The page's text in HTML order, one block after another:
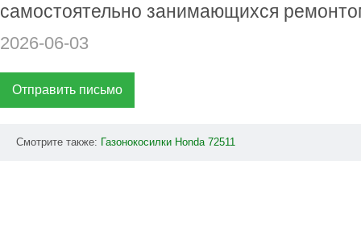
самостоятельно занимающихся
2026-06-03
Отправить письмо
Смотрите также: Газонокосилки Honda 72511